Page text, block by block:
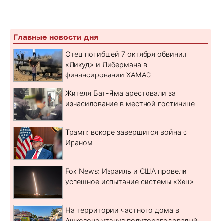
Главные новости дня
Отец погибшей 7 октября обвинил
«Ликуд» и Либермана в
финансировании ХАМАС
Жителя Бат-Яма арестовали за
изнасилование в местной гостинице
Трамп: вскоре завершится война с
Ираном
Fox News: Израиль и США провели
успешное испытание системы «Хец»
На территории частного дома в